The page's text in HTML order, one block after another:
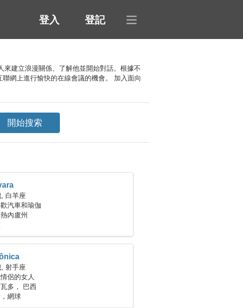
登入 登記
建立浪漫關係、了解他並開始對話。根據不
網上進行愉快的在線會議的機會。 加入面向
白羊座
汽車和瑜伽
內盧州
射手座
侶的女人
多， 巴西
網球